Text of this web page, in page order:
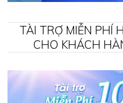
TÀI TRỢ MIỄN PHÍ
CHO KHÁCH